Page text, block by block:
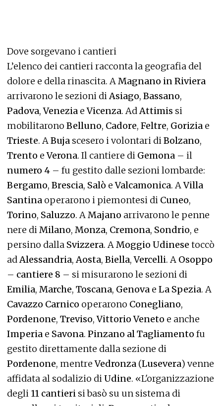
Dove sorgevano i cantieri
L’elenco dei cantieri racconta la geografia del
dolore e della rinascita. AMagnano in Riviera
arrivarono le sezioni diAsiago, Bassano,
Padova,Venezia eVicenza. AdAttimis si
mobilitarono Belluno, Cadore, Feltre, Gorizia e
Trieste. ABuja scesero i volontari diBolzano,
Trento eVerona. Il cantiere di Gemona – il
numero 4 – fu gestito dalle sezioni lombarde:
Bergamo, Brescia, Salò eValcamonica. AVilla
Santina operarono i piemontesi di Cuneo,
Torino, Saluzzo. AMajano arrivarono le penne
nere diMilano, Monza, Cremona, Sondrio, e
persino dalla Svizzera. AMoggio Udinese toccò
adAlessandria,Aosta, Biella,Vercelli. A Osoppo
– cantiere 8 – si misurarono le sezioni di
Emilia, Marche, Toscana, Genova e La Spezia. A
Cavazzo Carnico operarono Conegliano,
Pordenone, Treviso,Vittorio Veneto e anche
Imperia e Savona. Pinzano al Tagliamento fu
gestito direttamente dalla sezione di
Pordenone, mentreVedronza (Lusevera) venne
affidata al sodalizio diUdine. «L'organizzazione
degli 11 cantieri si basò su un sistema di